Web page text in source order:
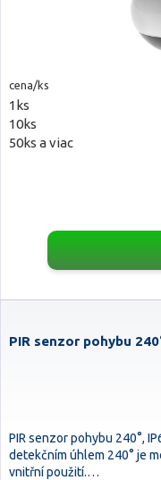
cena/ks
1ks
10ks
50ks a viac
PIR senzor pohybu
PIR senzor pohybu 240°,
detekčním úhlem 240° je
vnitřní použití.…